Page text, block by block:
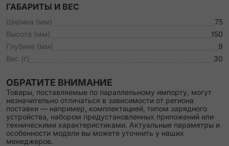
ГАБАРИТЫ И ВЕС
Ширина (мм)
75
Высота (мм)
150
Глубина (мм)
9
Вес (г)
30
ОБРАТИТЕ ВНИМАНИЕ
Товары, поставляемые по параллельному импорту, могут
незначительно отличаться в зависимости от региона
поставки — например, комплектацией, типом зарядного
устройства, набором предустановленных приложений или
техническими характеристиками. Актуальные параметры и
особенности модели вы можете уточнить у наших
менеджеров.